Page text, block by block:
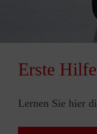
Erste
Lernen Sie hier